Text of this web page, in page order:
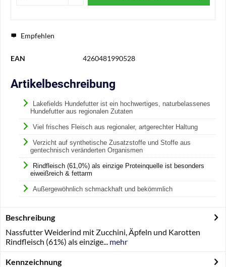
Empfehlen
EAN 4260481990528
Artikelbeschreibung
Lakefields Hundefutter ist ein hochwertiges, naturbelassenes
Hundefutter aus regionalen Zutaten
Viel frisches Fleisch aus regionaler, artgerechter Haltung
Verzicht auf synthetische Zusatzstoffe und Stoffe aus
gentechnisch veränderten Organismen
Rindfleisch (61,0%) als einzige Proteinquelle ist besonders
eiweißreich & fettarm
Außergewöhnlich schmackhaft und bekömmlich
Beschreibung
Nassfutter Weiderind mit Zucchini, Äpfeln und Karotten
Rindfleisch (61%) als einzige... mehr
Kennzeichnung